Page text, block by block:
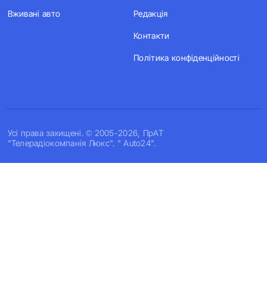
Усi права захищенi. © 2005-2026, ПрАТ
"Телерадіокомпанія Люкс". " Auto24".
Вживані авто Редакція
Контакти
Політика конфіденційності